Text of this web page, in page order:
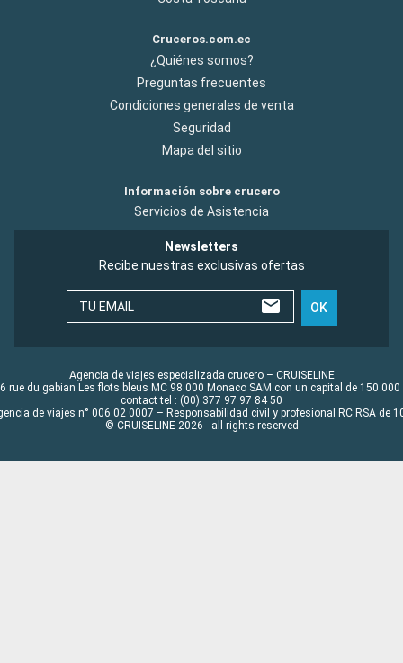
Cruceros.com.ec
¿Quiénes somos?
Preguntas frecuentes
Condiciones generales de venta
Seguridad
Mapa del sitio
Información sobre crucero
Servicios de Asistencia
Newsletters
Recibe nuestras exclusivas ofertas
TU EMAIL OK
Agencia de viajes especializada crucero – CRUISELINE
rue du gabian Les flots bleus MC 98 000 Monaco SAM con un capital de 150 000
contact tel : (00) 377 97 97 84 50
de viajes n° 006 02 0007 – Responsabilidad civil y profesional RC RSA de
© CRUISELINE 2026 - all rights reserved